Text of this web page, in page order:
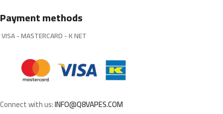
Payment methods
VISA - MASTERCARD - K NET
Connect with us:INFO@Q8VAPES.COM